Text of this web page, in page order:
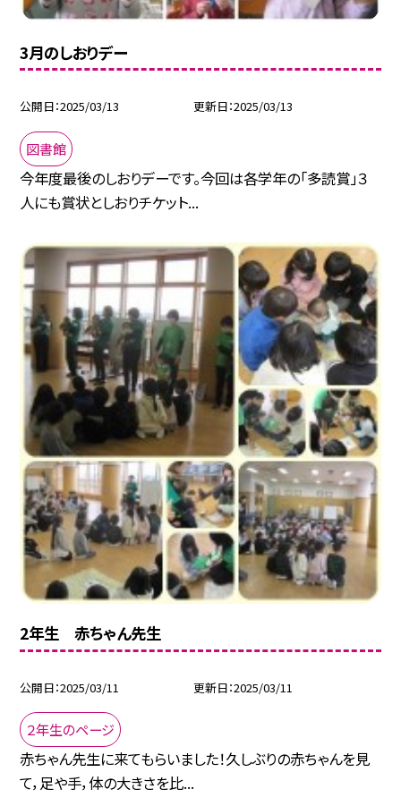
3月のしおりデー
公開日 2025/03/13 更新日 2025/03/13
図書館
今年度最後のしおりデーです。今回は各学年の「多読賞」３
人にも賞状としおりチケット...
2年生 赤ちゃん先生
公開日 2025/03/11 更新日 2025/03/11
２年生のページ
赤ちゃん先生に来てもらいました！久しぶりの赤ちゃんを見
て，足や手，体の大きさを比...